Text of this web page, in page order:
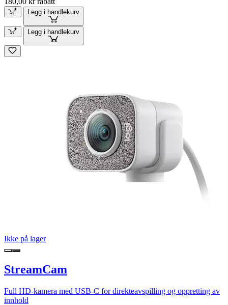
Legg i handlekurv
Legg i handlekurv
Ikke på lager
StreamCam
Full HD-kamera med USB-C for direkteavspilling og oppretting av
innhold